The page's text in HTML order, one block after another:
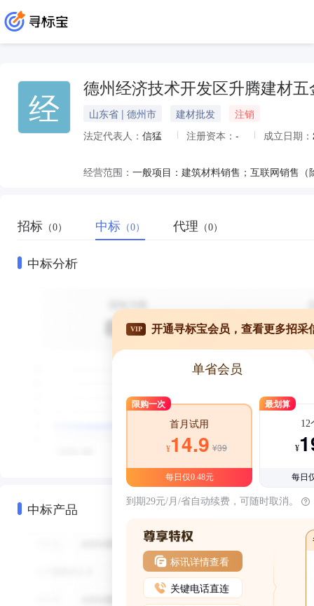
经 德州经济技术开发区升腾建材五
山东省 | 德州市 建材批发
注销
法定代表人： 信猛 注册资本： - 成立日期：
经营范围：
招标 （0） 中标 （0） 代理 （0）
中标分析
中标产品
VIP 开通寻标宝会员，查看更多招采
单省会员
限购一次
首月试用
¥14.9 ¥39
每日仅0.48元
最划算
12
¥
每日
到期29元/月/省自动续费，可随时取消。
标讯详情查看
关键电话直连